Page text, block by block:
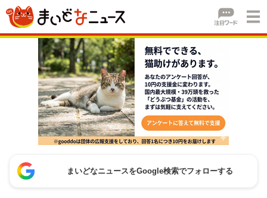
まいどなニュースをGoogle検索でフォローする